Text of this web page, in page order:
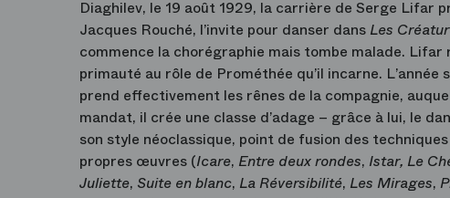
Diaghilev, le 19 août 1929, la carrière de Serge Lifar
Jacques Rouché, l’invite pour danser dans Les
commence la chorégraphie mais tombe malade.
primauté au rôle de Prométhée qu’il incarne.
prend effectivement les rênes de la compagnie,
mandat, il crée une classe d’adage – grâce à lui, le
son style néoclassique, point de fusion des
propres œuvres (Icare, Entre deux rondes, Istar, Le
Juliette, Suite en blanc, La Réversibilité, Les Mirages,